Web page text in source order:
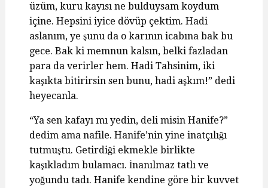
üzüm, kuru kayısı ne bulduysam koydum
içine. Hepsini iyice dövüp çektim. Hadi
aslanım, ye şunu da o karının icabına bak bu
gece. Bak ki memnun kalsın, belki fazladan
para da verirler hem. Hadi Tahsinim, iki
kaşıkta bitirirsin sen bunu, hadi aşkım!” dedi
heyecanla.
“Ya sen kafayı mı yedin, deli misin Hanife?”
dedim ama nafile. Hanife’nin yine inatçılığı
tutmuştu. Getirdiği ekmekle birlikte
kaşıkladım bulamacı. İnanılmaz tatlı ve
yoğundu tadı. Hanife kendine göre bir kuvvet